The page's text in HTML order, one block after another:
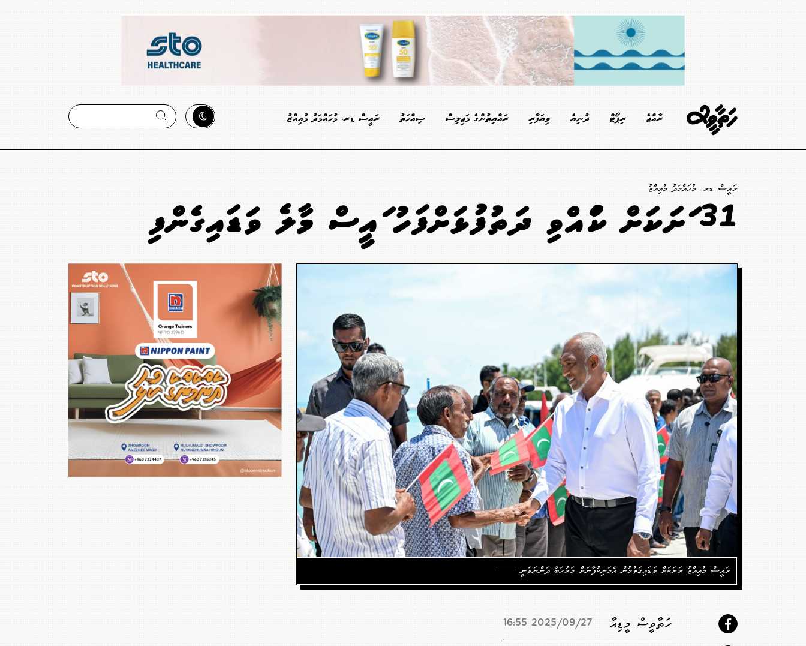
ރާއްޖެ ރިޕޯޓް ދުނިޔެ ވިޔަފާރި ރައްޔިތުންގެ މަޖިލިސް ސިއްހަތު ރައީސް ޑރ. މުހައްމަދު މުއިއްޒު
ރައީސް ޑރ. މުހައްމަދު މުއިއްޒު
31 ރަށަކަށް ކުރެއްވި ދަތުރުފުޅަށްފަހު ރައީސް މާލެ ވަޑައިގެންފި
ރައީސް މުއިއްޒު ރަށަކަށް ވަޑައިގަތުމުން އެމަނިކުފާނަށް މަރުހަބާ ދަންނަވަނީ ——
ހަތާވީސް މީޑިއާ 2025/09/27 16:55